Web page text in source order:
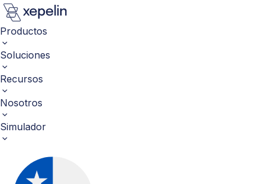
Productos
Soluciones
Recursos
Nosotros
Simulador